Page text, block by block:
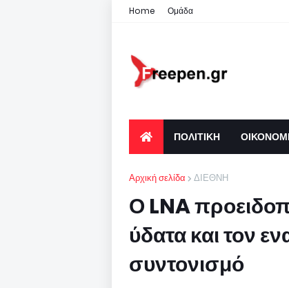
Home Ομάδα
ΠΟΛΙΤΙΚΗ
Αρχική σελίδα ΔΙΕΘΝΗ
Ο LNA
ύδατα και τον
συντονισμό